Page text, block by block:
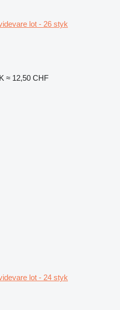
lot - 26 styk
≈ 12,50 CHF
lot - 24 styk